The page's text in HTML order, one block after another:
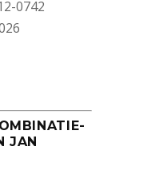
0742
JAN